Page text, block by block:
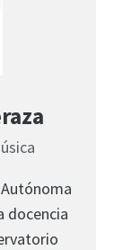
docencia